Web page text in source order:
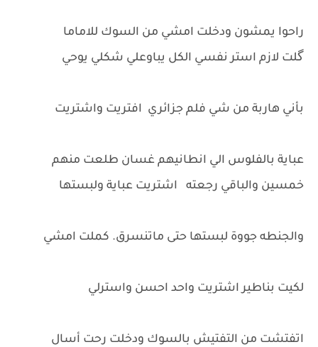
راحوا يمشون ودخلت امشي من السوك للاماما
گلت لازم استر نفسي الكل يباوعلي شكلي يوحي
بأني هاربة من شي فلم جزائري افتريت واشتريت
عباية بالفلوس الي انطانيهم غسان طلعت منهم
خمسين والباقي رجعته اشتريت عباية ولبستها
والجنطه جووة لبستها حتى ماتنسرق. كملت امشي
لكيت بناطير اشتريت واحد احسن واسترلي
اتفتشت من التفتيش بالسوك ودخلت رحت أسال